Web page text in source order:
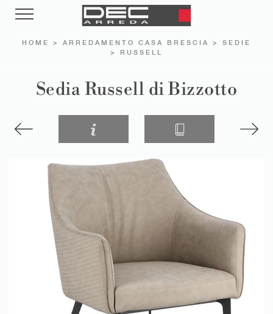
HOME > ARREDAMENTO CASA BRESCIA > SEDIE
> RUSSELL
Sedia Russell di Bizzotto